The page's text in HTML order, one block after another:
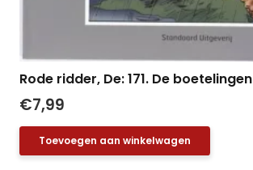
Rode ridder, De: 171. De boetelingen
€7,99
Toevoegen aan winkelwagen